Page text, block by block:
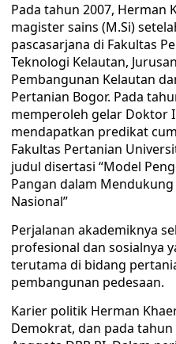
Pada tahun 2007, Herman
magister sains (M.Si)
pascasarjana di Fakultas
Teknologi Kelautan,
Pembangunan Kelautan
Pertanian Bogor. Pada
memperoleh gelar Doktor
mendapatkan predikat
Fakultas Pertanian
judul disertasi “Model
Pangan dalam
Nasional”
Perjalanan akademiknya
profesional dan sosialnya
terutama di bidang
pembangunan pedesaan.
Karier politik Herman
Demokrat, dan pada